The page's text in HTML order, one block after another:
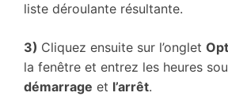
liste déroulante résultante.
3) Cliquez ensuite sur l’onglet
la fenêtre et entrez les heures
démarrage et l’arrêt.